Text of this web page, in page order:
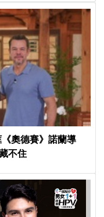
奧德賽》諾蘭導
不住